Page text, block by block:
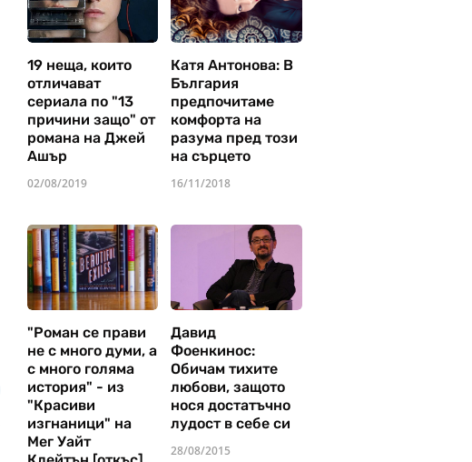
19 неща, които
отличават
сериала по "13
причини защо" от
романа на Джей
Ашър
02/08/2019
Катя Антонова: В
България
предпочитаме
комфорта на
разума пред този
на сърцето
16/11/2018
"Роман се прави
не с много думи, а
с много голяма
история" - из
"Красиви
изгнаници" на
Мег Уайт
Давид
Фоенкинос:
Обичам тихите
любови, защото
нося достатъчно
лудост в себе си
28/08/2015